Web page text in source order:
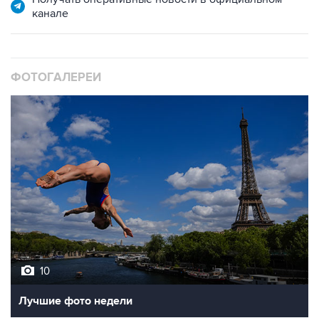
канале
ФОТОГАЛЕРЕИ
10
Лучшие фото недели